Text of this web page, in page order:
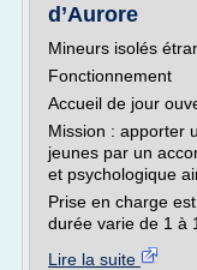
d’Aurore
Mineurs isolés
Fonctionnement
Accueil de jour
Mission : apporter
jeunes par un
et psychologique
Prise en charge
durée varie de 1 à
Lire la suite